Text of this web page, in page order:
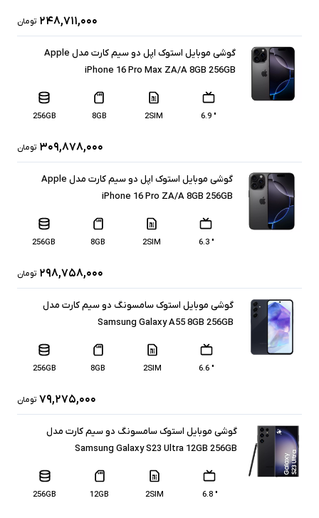
۲۴۸,۷۱۱,۰۰۰ تومان
گوشی موبایل استوک اپل دو سیم کارت مدل Apple
iPhone 16 Pro Max ZA/A 8GB 256GB
" 6.9
2SIM
8GB
256GB
۳۰۹,۸۷۸,۰۰۰ تومان
گوشی موبایل استوک اپل دو سیم کارت مدل Apple
iPhone 16 Pro ZA/A 8GB 256GB
" 6.3
2SIM
8GB
256GB
۲۹۸,۷۵۸,۰۰۰ تومان
گوشی موبایل استوک سامسونگ دو سیم کارت مدل
Samsung Galaxy A55 8GB 256GB
" 6.6
2SIM
8GB
256GB
۷۹,۲۷۵,۰۰۰ تومان
گوشی موبایل استوک سامسونگ دو سیم کارت مدل
Samsung Galaxy S23 Ultra 12GB 256GB
" 6.8
2SIM
12GB
256GB